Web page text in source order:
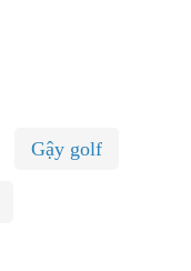
Gậy golf